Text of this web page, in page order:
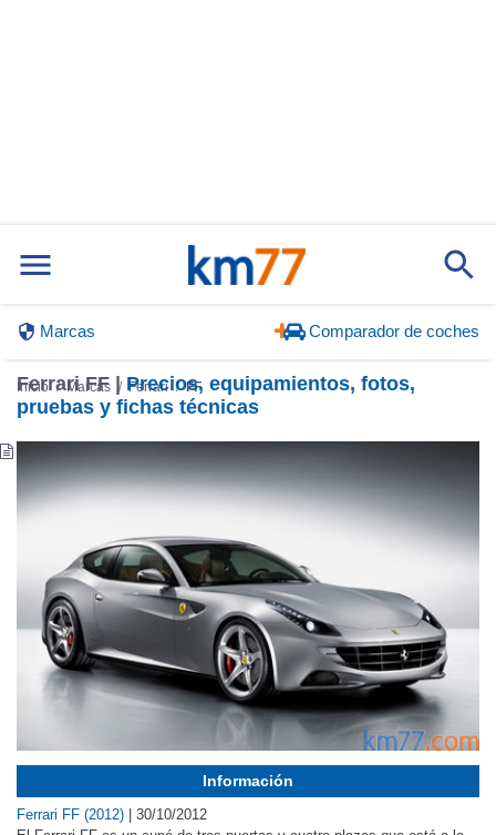
Marcas Comparador de coches
Inicio Marcas Ferrari FF
Ferrari FF | Precios, equipamientos, fotos,
pruebas y fichas técnicas
Información
Ferrari FF (2012)
30/10/2012